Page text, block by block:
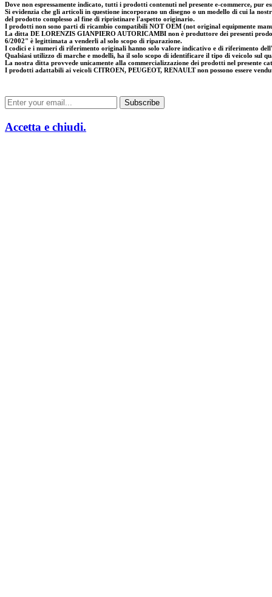
Dove non espressamente indicato, tutti i prodotti contenuti nel presente e-commerce, pur
Si evidenzia che gli articoli in questione incorporano un disegno o un modello di cui la
del prodotto complesso al fine di ripristinare l'aspetto originario.
I prodotti non sono parti di ricambio compatibili NOT OEM (not original equipmente
La ditta DE LORENZIS GIANPIERO AUTORICAMBI non è produttore dei presenti
6/2002" è legittimata a venderli al solo scopo di riparazione.
I codici e i numeri di riferimento originali hanno solo valore indicativo e di riferimento
Qualsiasi utilizzo di marche e modelli, ha il solo scopo di identificare il tipo di veicolo sul
La nostra ditta provvede unicamente alla commercializzazione dei prodotti nel presente
I prodotti adattabili ai veicoli CITROEN, PEUGEOT, RENAULT non possono essere
Accetta e chiudi.